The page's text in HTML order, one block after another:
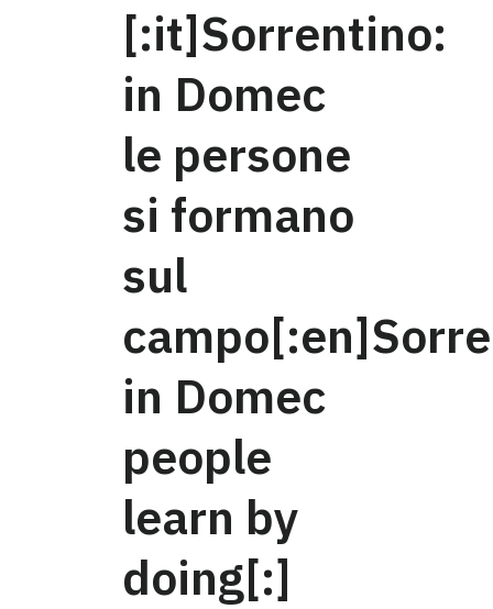
[:it]Sorrentino:
in Domec
le persone
si formano
sul
in Domec
people
learn by
doing[:]